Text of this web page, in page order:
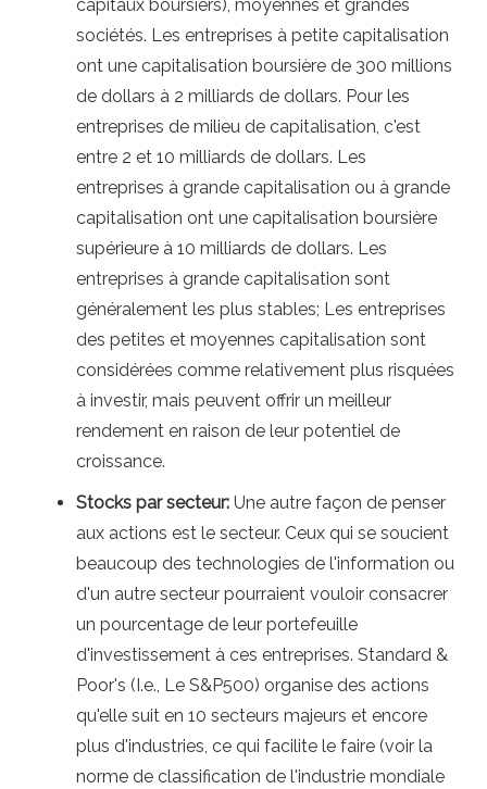
capitaux boursiers), moyennes et grandes
sociétés. Les entreprises à petite capitalisation
ont une capitalisation boursière de 300 millions
de dollars à 2 milliards de dollars. Pour les
entreprises de milieu de capitalisation, c'est
entre 2 et 10 milliards de dollars. Les
entreprises à grande capitalisation ou à grande
capitalisation ont une capitalisation boursière
supérieure à 10 milliards de dollars. Les
entreprises à grande capitalisation sont
généralement les plus stables; Les entreprises
des petites et moyennes capitalisation sont
considérées comme relativement plus risquées
à investir, mais peuvent offrir un meilleur
rendement en raison de leur potentiel de
croissance.
Stocks par secteur: Une autre façon de penser
aux actions est le secteur. Ceux qui se soucient
beaucoup des technologies de l'information ou
d'un autre secteur pourraient vouloir consacrer
un pourcentage de leur portefeuille
d'investissement à ces entreprises. Standard &
Poor's (I.e., Le S&P500) organise des actions
qu'elle suit en 10 secteurs majeurs et encore
plus d'industries, ce qui facilite le faire (voir la
norme de classification de l'industrie mondiale